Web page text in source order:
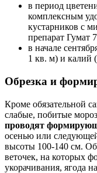
в период
комплексным
кустарников с
препарат Гумат
в начале
1 кв. м) и калий
Обрезка и
Кроме обязательной
слабые, побитые
проводят
осенью или
высоты 100-140 см.
веточек, на которых
укорачивания, ягода